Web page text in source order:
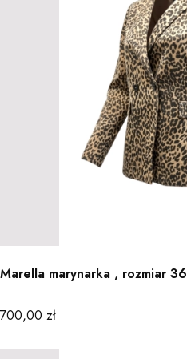
Marella marynarka , rozmiar 36
Cena
700,00 zł